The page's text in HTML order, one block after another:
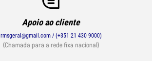
Apoio ao cliente
rmsgeral@gmail.com / (+351 21 430 9000)
(Chamada para a rede fixa nacional)